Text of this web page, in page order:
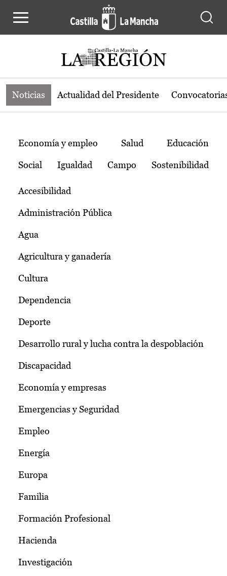
Noticias de la región de Castilla-La
Noticias Actualidad del Presidente
Temas
Economía y empleo Salud Educación
Social Igualdad Campo Sostenibilidad
Accesibilidad
Administración Pública
Agua
Agricultura y ganadería
Cultura
Dependencia
Deporte
Desarrollo rural y lucha contra la despoblación
Discapacidad
Economía y empresas
Emergencias y Seguridad
Empleo
Energía
Europa
Familia
Formación Profesional
Hacienda
Investigación